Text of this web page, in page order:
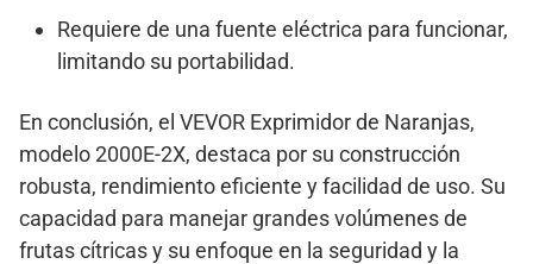
Requiere de una fuente eléctrica para funcionar,
limitando su portabilidad.
En conclusión, el VEVOR Exprimidor de Naranjas,
modelo 2000E-2X, destaca por su construcción
robusta, rendimiento eficiente y facilidad de uso. Su
capacidad para manejar grandes volúmenes de
frutas cítricas y su enfoque en la seguridad y la